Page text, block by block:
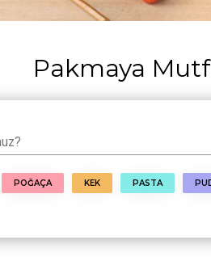
Pakmaya
POĞAÇA KEK PASTA